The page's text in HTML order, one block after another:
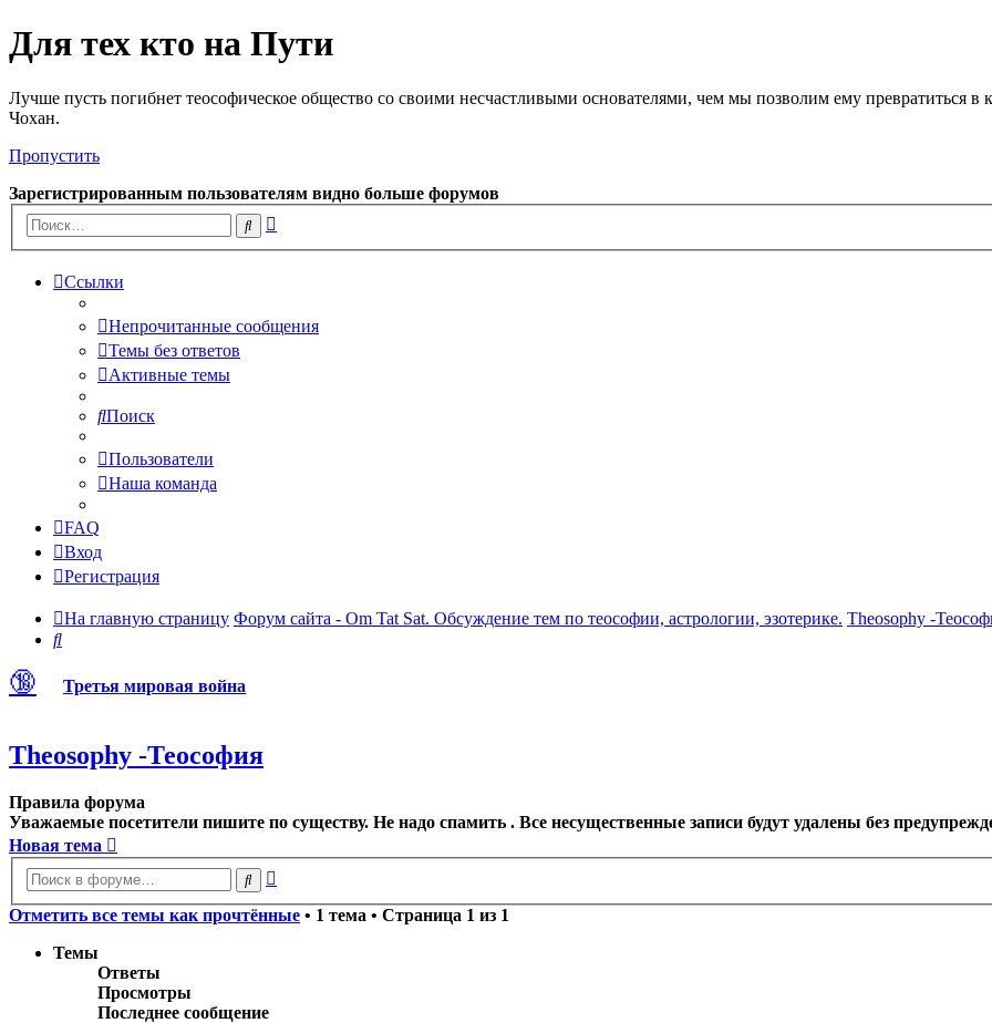
Для тех кто на Пути
Лучше пусть погибнет теософическое общество со своими несчастливыми основателями, чем мы позволим ему превратиться
Чохан.
Пропустить
Зарегистрированным пользователям видно больше форумов
Поиск
Ссылки
Непрочитанные сообщения
Темы без ответов
Активные темы
Поиск
Пользователи
Наша команда
FAQ
Вход
Регистрация
На главную страницу Форум сайта - Om Tat Sat. Обсуждение тем по теософии, астрологии, эзотерике. Theosophy -
Поиск
🔞 Третья мировая война
Theosophy -Теософия
Правила форума
Уважаемые посетители пишите по существу. Не надо спамить . Все несущественные записи будут удалены без
Новая тема
Поиск
Отметить все темы как прочтённые • 1 тема • Страница 1 из 1
Темы
Ответы
Просмотры
Последнее сообщение